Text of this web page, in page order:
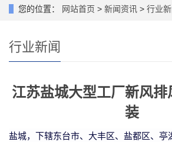
您的位置： 网站首页 > 新闻资讯 > 行业
行业新闻
江苏盐城大型工厂新风
装
盐城，下辖东台市、大丰区、盐都区、亭